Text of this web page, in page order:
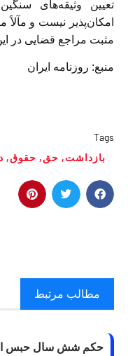
تعیین وثیقه‌های
امکان‌پذیر نیست و
مثبت مراجع قضایی در
منبع: روزنامه ایران
Tags
بازداشت‌, حق, حقوق,
مطالب مرتبط
حکم شش سال حبس